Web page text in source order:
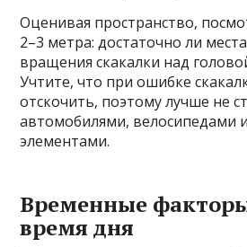
Оценивая пространство,
2–3 метра: достаточно ли
вращения скакалки над
Учтите, что при ошибке
отскочить, поэтому лучше не
автомобилями, велосипедами
элементами.
Временные
время дня